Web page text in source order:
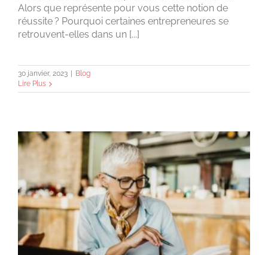
Alors que représente pour vous cette notion de
réussite ? Pourquoi certaines entrepreneures se
retrouvent-elles dans un [...]
30 janvier, 2023
Blog
Lire Plus